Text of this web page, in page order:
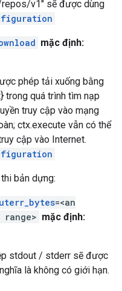
v1" sẽ được dùng
mặc định:
phép tải xuống bằng
trong quá trình tìm nạp
truy cập vào mạng
ctx.execute vẫn có thể
cập vào Internet.
bản dựng:
=<an
mặc định:
stdout / stderr sẽ được
là không có giới hạn.